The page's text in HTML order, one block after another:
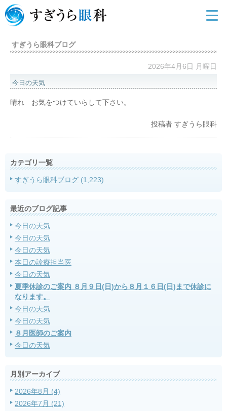
すぎうら眼科ブログ
2026年4月6日 月曜日
今日の天気
晴れ お気をつけていらして下さい。
投稿者 すぎうら眼科
カテゴリ一覧
すぎうら眼科ブログ (1,223)
最近のブログ記事
今日の天気
今日の天気
今日の天気
本日の診療担当医
今日の天気
夏季休診のご案内 ８月９日(日)から８月１６日(日)まで休診に
なります。
今日の天気
今日の天気
８月医師のご案内
今日の天気
月別アーカイブ
2026年8月 (4)
2026年7月 (21)